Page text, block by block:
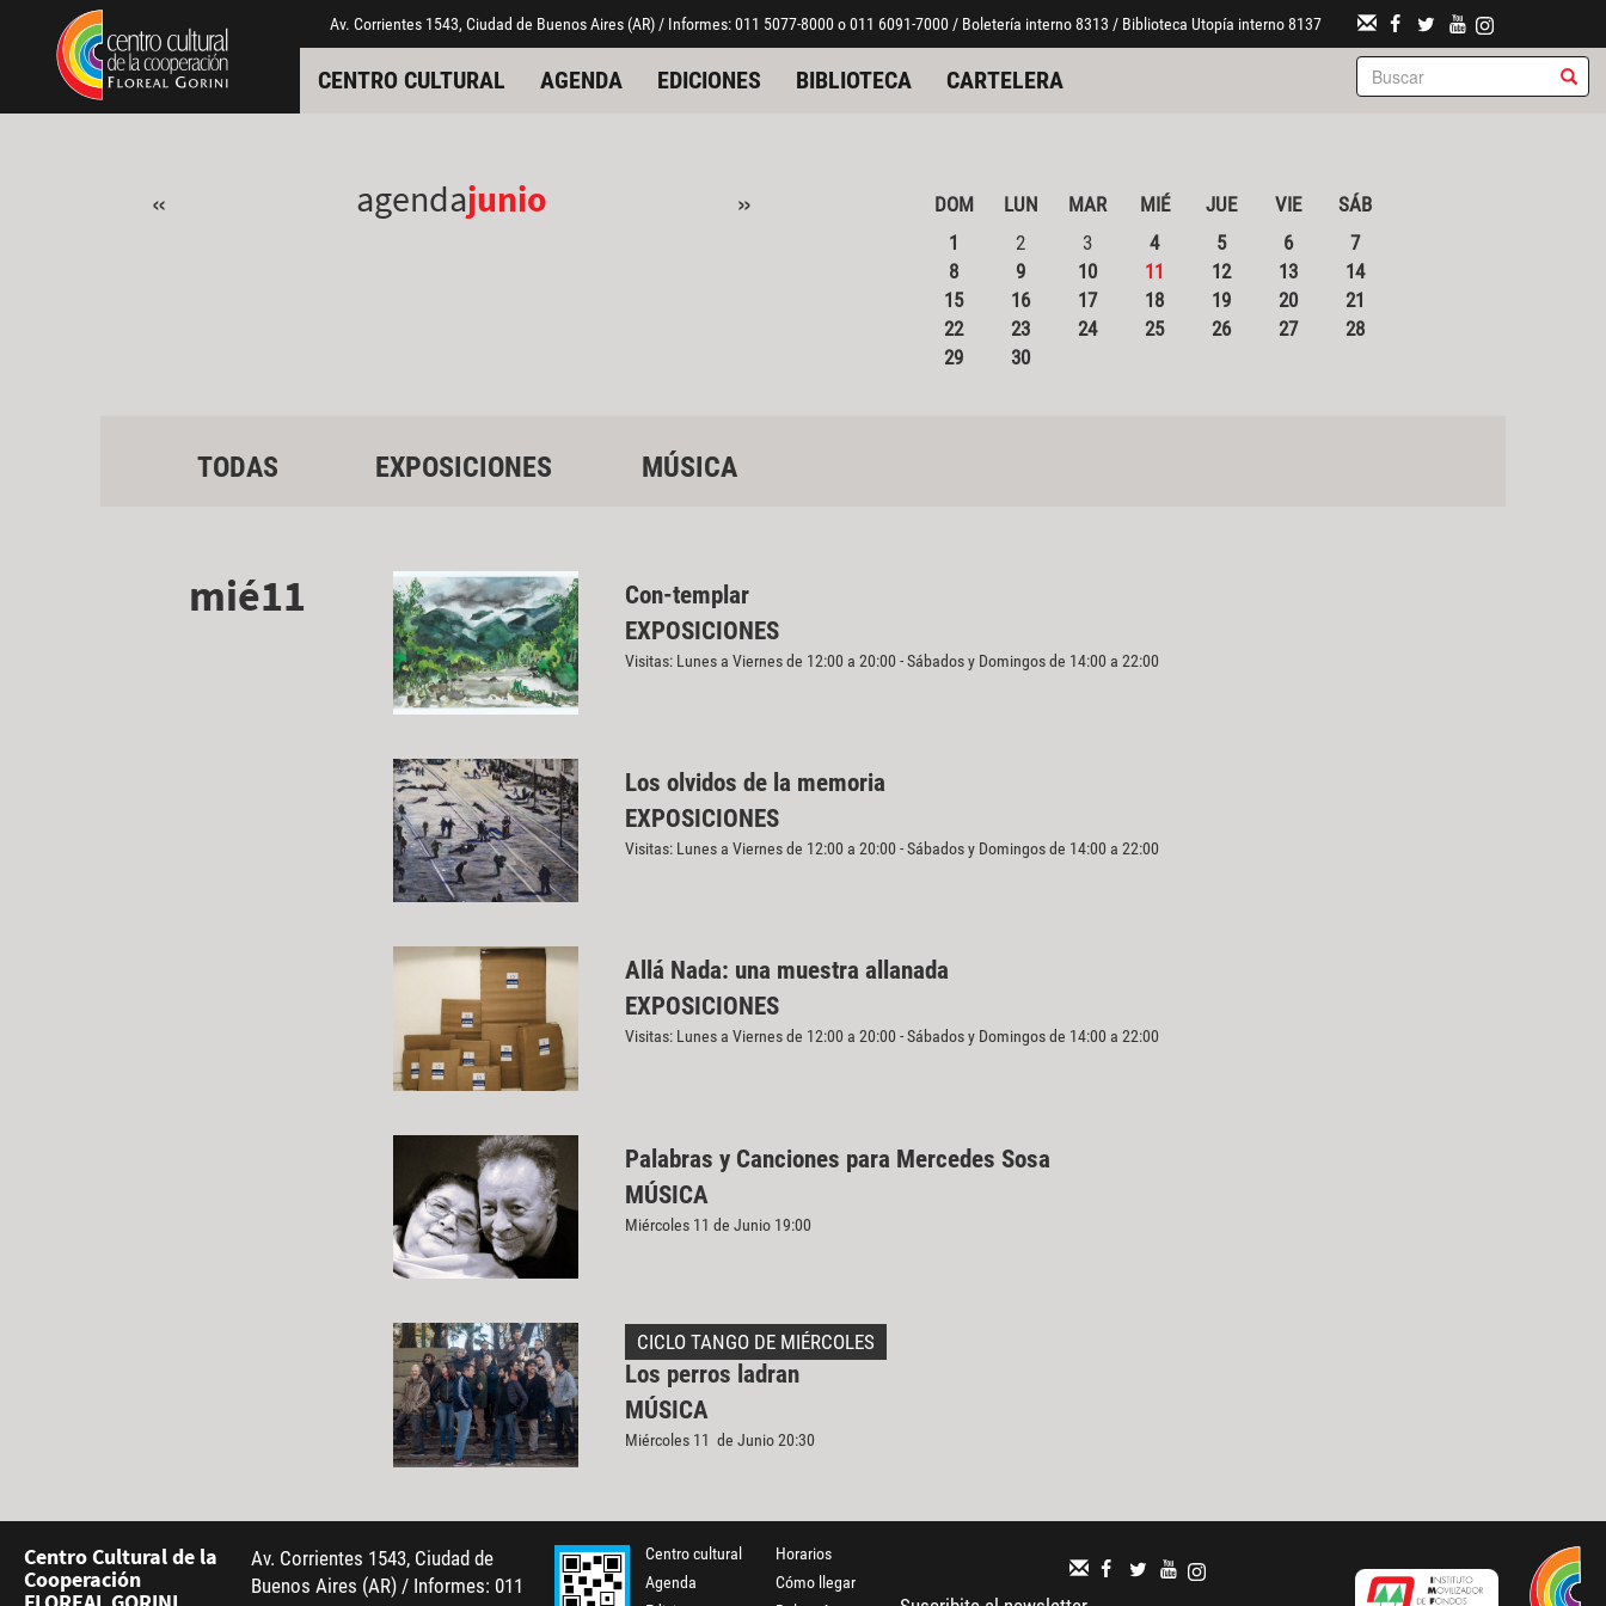
Pasar al contenido principal
Jump to main content Av. Corrientes 1543, Ciudad de Buenos Aires (AR) / Informes: 011 5077-8000 o 011 6091-7000 / Boletería interno 8313 / Biblioteca Utopía interno 8137
CENTRO CULTURAL AGENDA EDICIONES BIBLIOTECA CARTELERA
« agendajunio » DOM LUN MAR MIÉ JUE VIE
SÁB
1
2 3 4 5 6
7
8
9 10 11 12 13
14
15
16 17 18 19 20
21
22
23 24 25 26 27
28
29
30
TODAS EXPOSICIONES MÚSICA
mié11
Con-templar
EXPOSICIONES
Visitas: Lunes a Viernes de 12:00 a 20:00 - Sábados y Domingos de 14:00 a 22:00
Los olvidos de la memoria
EXPOSICIONES
Visitas: Lunes a Viernes de 12:00 a 20:00 - Sábados y Domingos de 14:00 a 22:00
Allá Nada: una muestra allanada
EXPOSICIONES
Visitas: Lunes a Viernes de 12:00 a 20:00 - Sábados y Domingos de 14:00 a 22:00
Palabras y Canciones para Mercedes Sosa
MÚSICA
Miércoles 11 de Junio 19:00
CICLO TANGO DE MIÉRCOLES
Los perros ladran
MÚSICA
Miércoles 11 de Junio 20:30
Centro Cultural de la
Cooperación
Av. Corrientes 1543, Ciudad de
Buenos Aires (AR) / Informes: 011
Centro cultural
Agenda
Horarios
Cómo llegar